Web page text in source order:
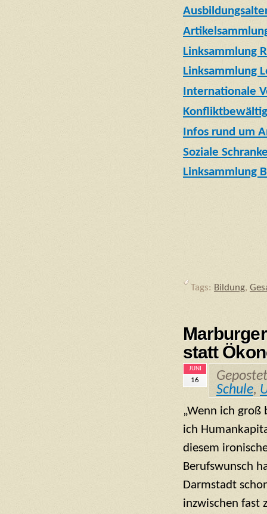
Linksammlung
Linksammlung
Internationale
Infos rund um
Soziale
Linksammlung
Tags: Bildung,
statt
JUNI
16
Schule,
„Wenn ich groß
ich
diesem
Berufswunsch
Darmstadt
inzwischen fast